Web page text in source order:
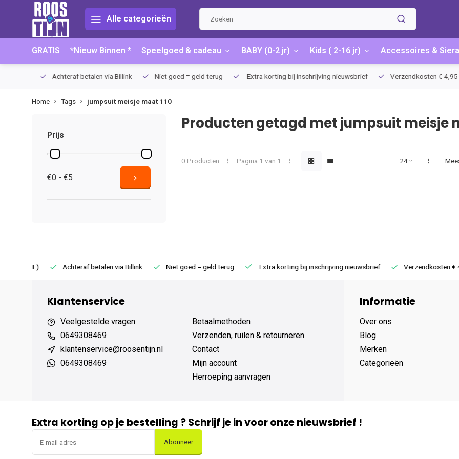
Alle categorieën
GRATIS *Nieuw Binnen * Speelgoed & cadeau BABY (0-2 jr) Kids ( 2-16 jr) Accessoires &
Achteraf betalen via Billink Niet goed = geld terug Extra korting bij inschrijving nieuwsbrief Verzendkosten € 4,95 /
Home Tags jumpsuit meisje maat 110
Prijs
€0 - €5
Producten getagd met jumpsuit meisje
0 Producten Pagina 1 van 1
Achteraf betalen via Billink Niet goed = geld terug Extra korting bij inschrijving nieuwsbrief Verzendkosten € 4,95
Klantenservice
Veelgestelde vragen
0649308469
klantenservice@roosentijn.nl
0649308469
Betaalmethoden
Verzenden, ruilen & retourneren
Contact
Mijn account
Herroeping aanvragen
Informatie
Over ons
Blog
Merken
Categorieën
Extra korting op je bestelling ? Schrijf je in voor onze nieuwsbrief !
Abonneer